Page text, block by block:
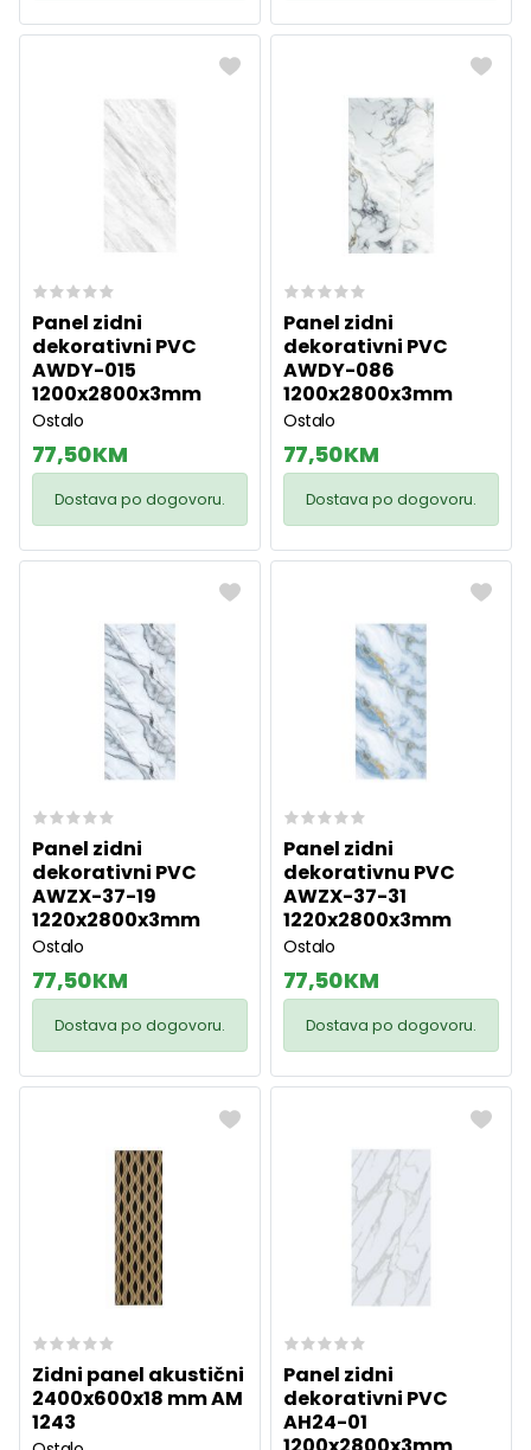
Panel zidni
dekorativni PVC
AWDY-015
1200x2800x3mm
Ostalo
77,50 KM
Dostava po dogovoru.
Panel zidni
dekorativni PVC
AWDY-086
1200x2800x3mm
Ostalo
77,50 KM
Dostava po dogovoru.
Panel zidni
dekorativni PVC
AWZX-37-19
1220x2800x3mm
Ostalo
77,50 KM
Dostava po dogovoru.
Panel zidni
dekorativnu PVC
AWZX-37-31
1220x2800x3mm
Ostalo
77,50 KM
Dostava po dogovoru.
Zidni panel akustični
2400x600x18 mm AM
1243
Panel zidni
dekorativni PVC
AH24-01